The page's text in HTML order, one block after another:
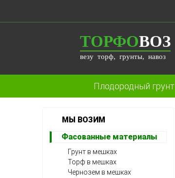
ТОРФОВОЗ
везу торф, грунты, навоз
Плодородный грунт
МЫ ВОЗИМ
Фасованные материалы
Грунт в мешках
Торф в мешках
Чернозем в мешках